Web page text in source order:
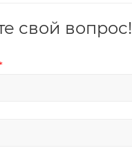
свой вопрос!